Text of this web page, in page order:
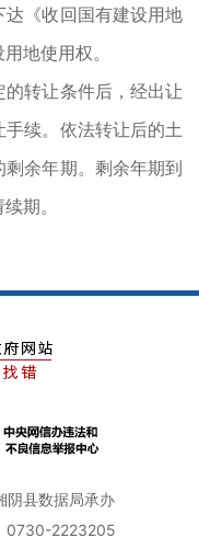
《收回国有建设用地
地使用权。
转让条件后，经出让
续。依法转让后的土
余年期。剩余年期到
期。
阴县数据局承办
0730-2223205